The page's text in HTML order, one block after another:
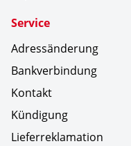
Service
Adressänderung
Bankverbindung
Kontakt
Kündigung
Lieferreklamation